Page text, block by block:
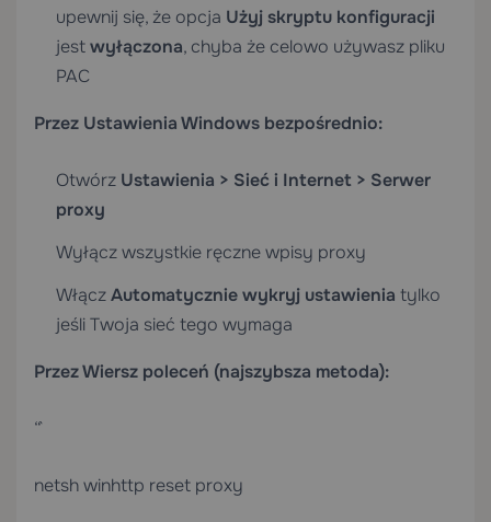
upewnij się, że opcja Użyj skryptu konfiguracji
jestwyłączona, chyba że celowo używasz pliku
PAC
Przez Ustawienia Windows bezpośrednio:
Otwórz Ustawienia > Sieć i Internet > Serwer
proxy
Wyłącz wszystkie ręczne wpisy proxy
WłączAutomatycznie wykryj ustawienia tylko
jeśli Twoja sieć tego wymaga
Przez Wiersz poleceń (najszybsza metoda):
“`
netsh winhttp reset proxy